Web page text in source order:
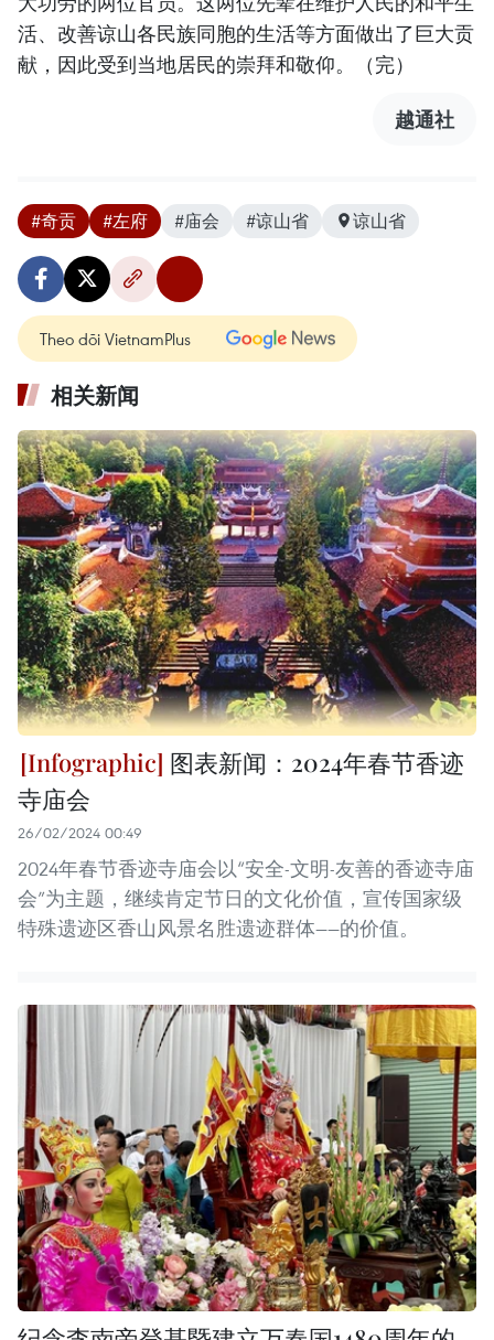
活、改善谅山各民族同胞的生活等方面做出了巨大贡
献，因此受到当地居民的崇拜和敬仰。（完）
越通社
#奇贡 #左府 #庙会 #谅山省 谅山省
Theo dõi VietnamPlus
相关新闻
图表新闻：2024年春节香迹
寺庙会
26/02/2024 00:49
2024年春节香迹寺庙会以“安全-文明-友善的香迹寺庙
会”为主题，继续肯定节日的文化价值，宣传国家级
特殊遗迹区香山风景名胜遗迹群体——的价值。